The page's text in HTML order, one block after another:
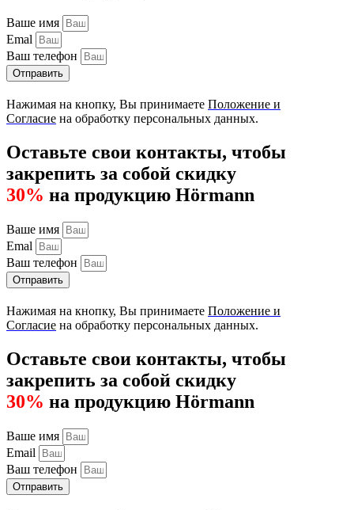
Ваше имя
Emal
Ваш телефон
Отправить
Нажимая на кнопку, Вы принимаете Положение и
Согласие на обработку персональных данных.
Оставьте свои контакты, чтобы
закрепить за собой скидку
30% на продукцию Hörmann
Ваше имя
Emal
Ваш телефон
Отправить
Нажимая на кнопку, Вы принимаете Положение и
Согласие на обработку персональных данных.
Оставьте свои контакты, чтобы
закрепить за собой скидку
30% на продукцию Hörmann
Ваше имя
Email
Ваш телефон
Отправить